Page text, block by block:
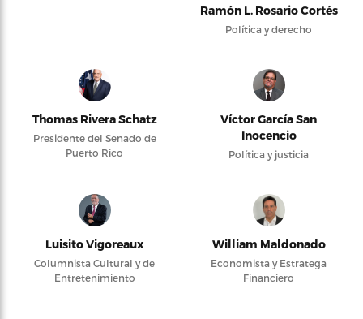
Ramón L. Rosario Cortés
Política y derecho
Thomas Rivera Schatz
Presidente del Senado de
Puerto Rico
Víctor García San
Inocencio
Política y justicia
Luisito Vigoreaux
Columnista Cultural y de
Entretenimiento
William Maldonado
Economista y Estratega
Financiero